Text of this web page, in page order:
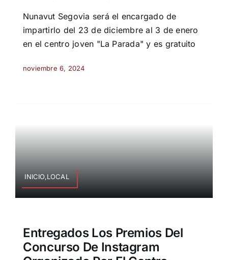
Nunavut Segovia será el encargado de
impartirlo del 23 de diciembre al 3 de enero
en el centro joven "La Parada" y es gratuito
noviembre 6, 2024
INICIO,LOCAL
Entregados Los Premios Del
Concurso De Instagram